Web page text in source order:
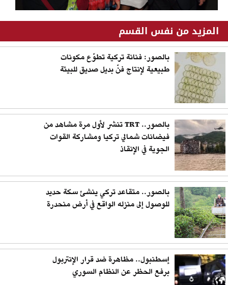
المزيد من نفس القسم
بالصور: فنانة تركية تطوّع مكونات
طبيعية لإنتاج فنّ بديل صديق للبيئة
بالصور.. TRT تنشر لأول مرة مشاهد من
فيضانات شمالي تركيا ومشاركة القوات
الجوية في الإنقاذ
بالصور.. متقاعد تركي ينشئ سكة حديد
للوصول إلى منزله الواقع في أرض منحدرة
إسطنبول.. مظاهرة ضد قرار الإنتربول
برفع الحظر عن النظام السوري